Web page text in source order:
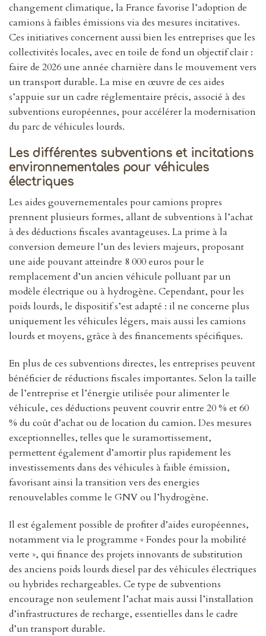
changement climatique, la France favorise l’adoption de
camions à faibles émissions via des mesures incitatives.
Ces initiatives concernent aussi bien les entreprises que les
collectivités locales, avec en toile de fond un objectif clair :
faire de 2026 une année charnière dans le mouvement vers
un transport durable. La mise en œuvre de ces aides
s’appuie sur un cadre réglementaire précis, associé à des
subventions européennes, pour accélérer la modernisation
du parc de véhicules lourds.
Les différentes subventions et incitations
environnementales pour véhicules
électriques
Les aides gouvernementales pour camions propres
prennent plusieurs formes, allant de subventions à l’achat
à des déductions fiscales avantageuses. La prime à la
conversion demeure l’un des leviers majeurs, proposant
une aide pouvant atteindre 8 000 euros pour le
remplacement d’un ancien véhicule polluant par un
modèle électrique ou à hydrogène. Cependant, pour les
poids lourds, le dispositif s’est adapté : il ne concerne plus
uniquement les véhicules légers, mais aussi les camions
lourds et moyens, grâce à des financements spécifiques.
En plus de ces subventions directes, les entreprises peuvent
bénéficier de réductions fiscales importantes. Selon la taille
de l’entreprise et l’énergie utilisée pour alimenter le
véhicule, ces déductions peuvent couvrir entre 20 % et 60
% du coût d’achat ou de location du camion. Des mesures
exceptionnelles, telles que le suramortissement,
permettent également d’amortir plus rapidement les
investissements dans des véhicules à faible émission,
favorisant ainsi la transition vers des energies
renouvelables comme le GNV ou l’hydrogène.
Il est également possible de profiter d’aides européennes,
notamment via le programme « Fondes pour la mobilité
verte », qui finance des projets innovants de substitution
des anciens poids lourds diesel par des véhicules électriques
ou hybrides rechargeables. Ce type de subventions
encourage non seulement l’achat mais aussi l’installation
d’infrastructures de recharge, essentielles dans le cadre
d’un transport durable.